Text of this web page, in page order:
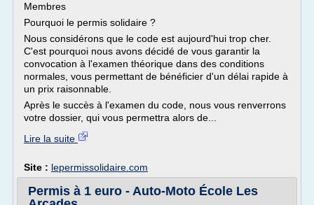
Membres
Pourquoi le permis solidaire ?
Nous considérons que le code est aujourd'hui trop cher.
C'est pourquoi nous avons décidé de vous garantir la
convocation à l'examen théorique dans des conditions
normales, vous permettant de bénéficier d'un délai rapide à
un prix raisonnable.
Après le succès à l'examen du code, nous vous renverrons
votre dossier, qui vous permettra alors de...
Lire la suite
Site : lepermissolidaire.com
Permis à 1 euro - Auto-Moto École Les